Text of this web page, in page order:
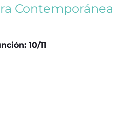
Contemporánea
10/11